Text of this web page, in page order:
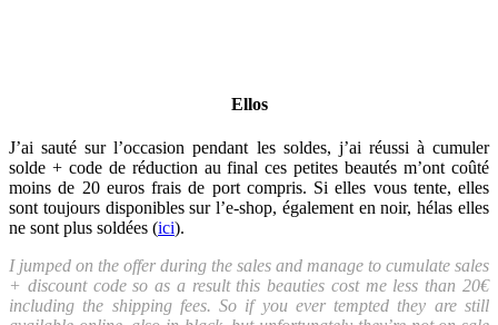
Ellos
J’ai sauté sur l’occasion pendant les soldes, j’ai réussi à cumuler
solde + code de réduction au final ces petites beautés m’ont coûté
moins de 20 euros frais de port compris. Si elles vous tente, elles
sont toujours disponibles sur l’e-shop, également en noir, hélas elles
ne sont plus soldées (ici).
I jumped on the offer during the sales and manage to cumulate sales
+ discount code so as a result this beauties cost me less than 20€
including the shipping fees. So if you ever tempted they are still